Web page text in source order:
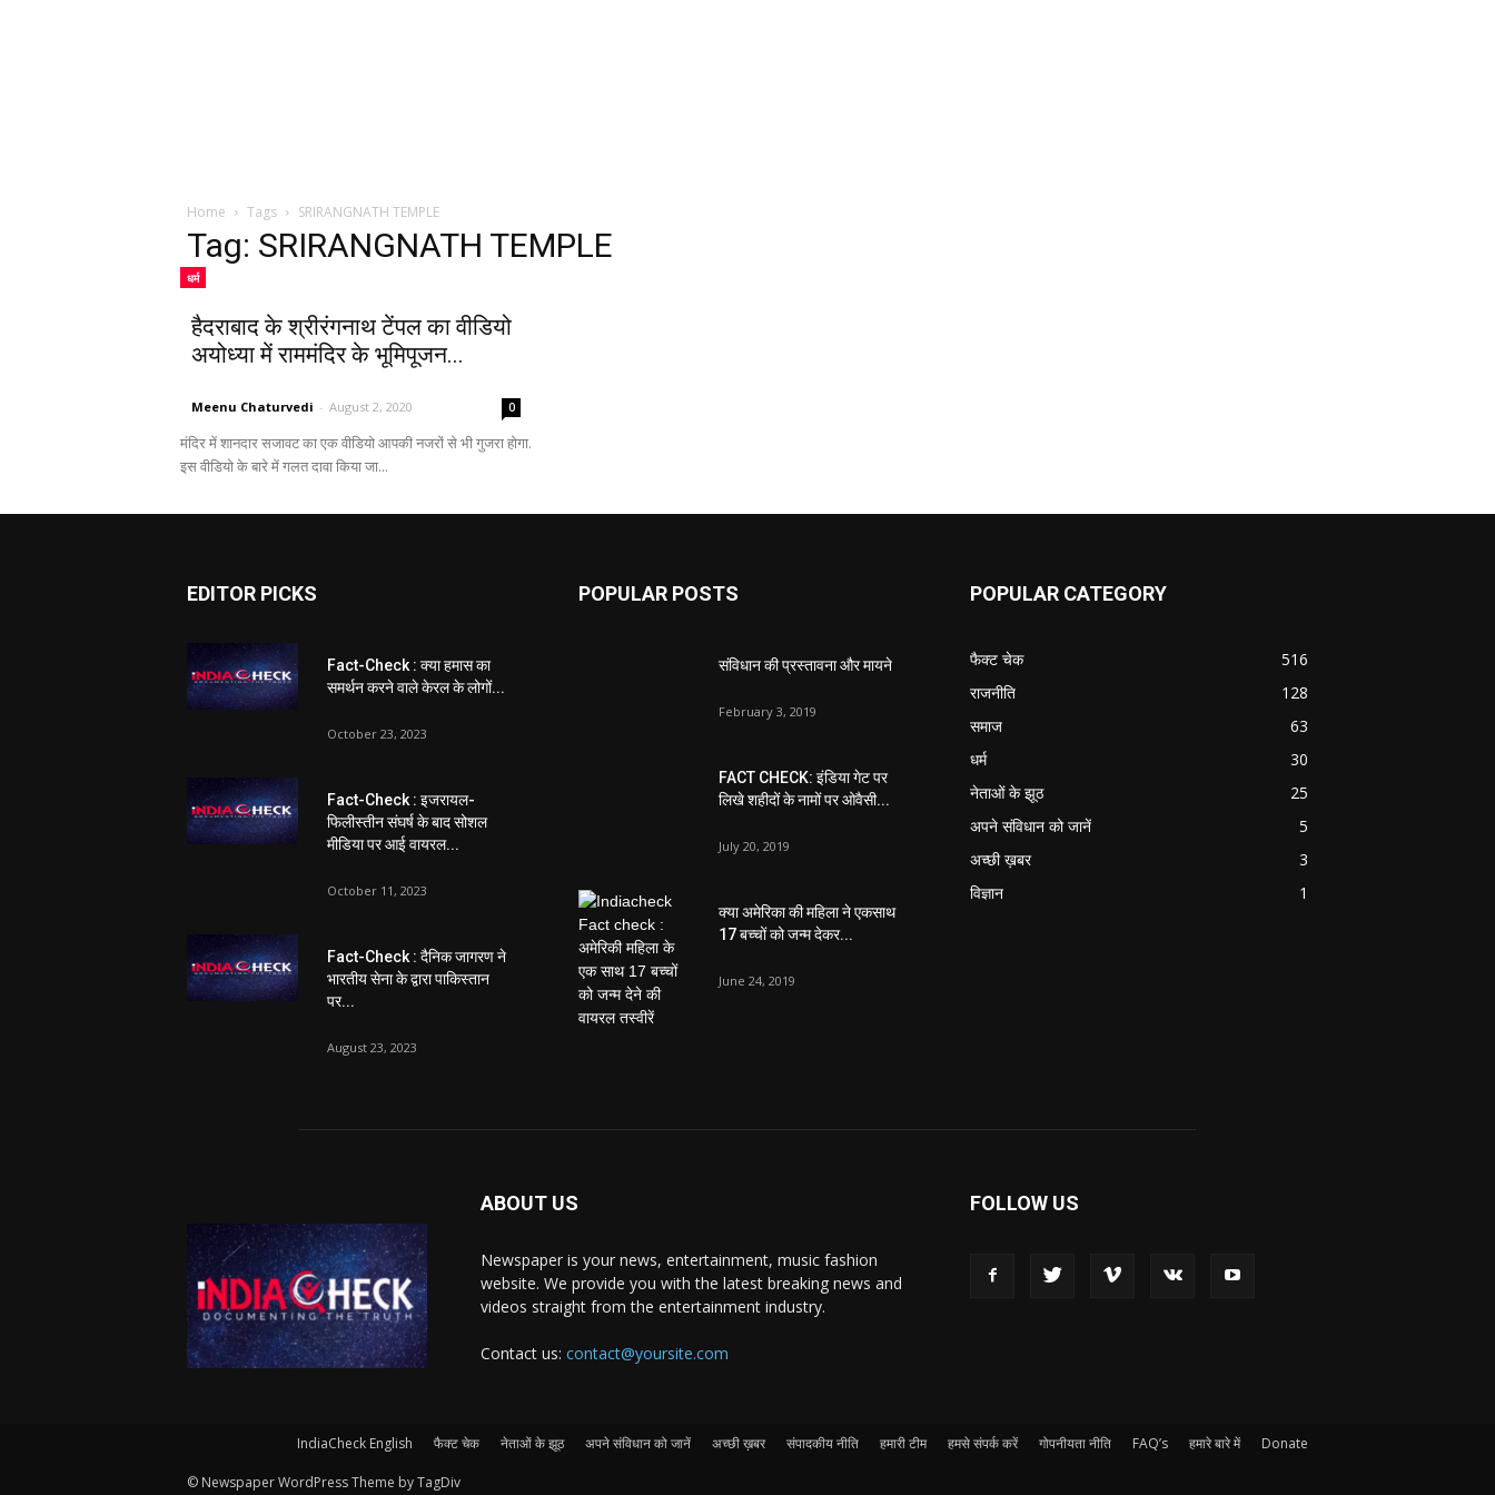
Home Tags SRIRANGNATH TEMPLE
Tag: SRIRANGNATH TEMPLE
धर्म
हैदराबाद के श्रीरंगनाथ टेंपल का वीडियो
अयोध्या में राममंदिर के भूमिपूजन...
Meenu Chaturvedi - August 2, 2020 0
मंदिर में शानदार सजावट का एक वीडियो आपकी नजरों से भी गुजरा होगा.
इस वीडियो के बारे में गलत दावा किया जा...
EDITOR PICKS
Fact-Check : क्या हमास का
समर्थन करने वाले केरल के लोगों...
October 23, 2023
Fact-Check : इजरायल-
फिलीस्तीन संघर्ष के बाद सोशल
मीडिया पर आई वायरल...
October 11, 2023
Fact-Check : दैनिक जागरण ने
भारतीय सेना के द्वारा पाकिस्तान
पर...
August 23, 2023
POPULAR POSTS
संविधान की प्रस्तावना और मायने
February 3, 2019
FACT CHECK: इंडिया गेट पर
लिखे शहीदों के नामों पर ओवैसी...
July 20, 2019
क्या अमेरिका की महिला ने एकसाथ
17 बच्चों को जन्म देकर...
June 24, 2019
POPULAR CATEGORY
फैक्ट चेक
516
राजनीति
128
समाज
63
धर्म
30
नेताओं के झूठ
25
अपने संविधान को जानें
5
अच्छी ख़बर
3
विज्ञान
1
ABOUT US
Newspaper is your news, entertainment, music fashion
website. We provide you with the latest breaking news and
videos straight from the entertainment industry.
Contact us: contact@yoursite.com
FOLLOW US
IndiaCheck English फैक्ट चेक नेताओं के झूठ अपने संविधान को जानें अच्छी ख़बर संपादकीय नीति हमारी टीम हमसे संपर्क करें गोपनीयता नीति FAQ’s हमारे बारे में Donate
© Newspaper WordPress Theme by TagDiv